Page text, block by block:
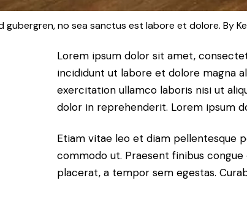
gubergren, no sea sanctus est labore et dolore. By
Lorem ipsum dolor sit amet,
incididunt ut labore et dolore magna
exercitation ullamco laboris nisi ut
dolor in reprehenderit. Lorem ipsum
Etiam vitae leo et diam pellentesque
commodo ut. Praesent finibus congue
placerat, a tempor sem egestas.